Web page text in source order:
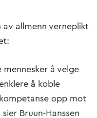
av allmenn verneplikt
mennesker å velge
å koble
opp mot
Bruun-Hanssen